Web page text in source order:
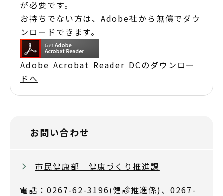
が必要です。
お持ちでない方は、Adobe社から無償でダウ
ンロードできます。
Adobe Acrobat Reader DCのダウンロー
ドへ
お問い合わせ
市民健康部 健康づくり推進課
電話：0267-62-3196(健診推進係)、0267-